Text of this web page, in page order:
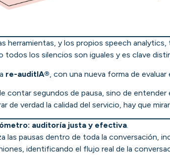
herramientas, y los propios speech
todos los silencios son iguales y es clave
re-auditIA®, con una nueva forma de
contar segundos de pausa, sino de
de verdad la calidad del servicio, hay que
auditoría justa y efectiva
las pausas dentro de toda la conversación,
identificando el flujo real de la